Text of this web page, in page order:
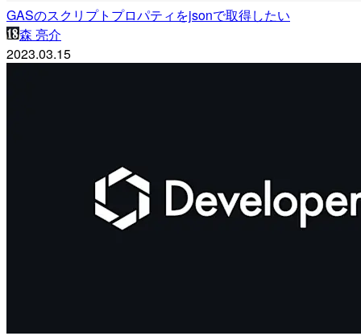
GASのスクリプトプロパティをjsonで取得したい
森 亮介
2023.03.15